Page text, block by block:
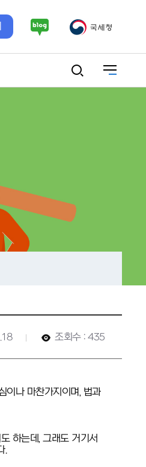
조회수 : 435
이나 마찬가지이며, 법과
하는데, 그래도 거기서
.